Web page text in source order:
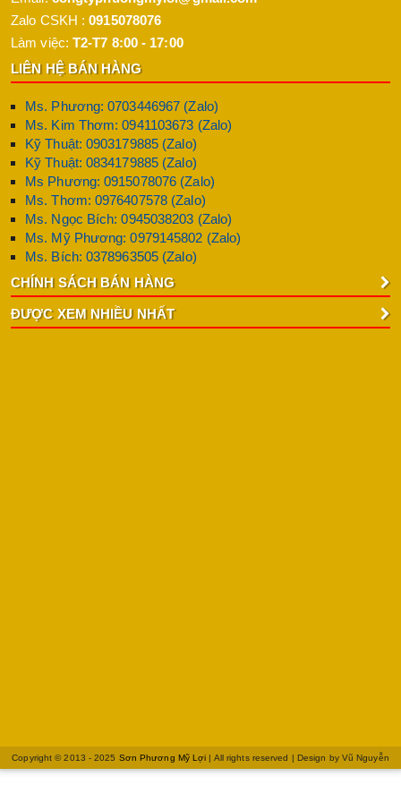
Zalo CSKH :0915078076
Làm việc: T2-T7 8:00 - 17:00
LIÊN HỆ BÁN HÀNG
Ms. Phương: 0703446967 (Zalo)
Ms. Kim Thơm: 0941103673 (Zalo)
Kỹ Thuật: 0903179885 (Zalo)
Kỹ Thuật: 0834179885 (Zalo)
Ms Phương: 0915078076 (Zalo)
Ms. Thơm: 0976407578 (Zalo)
Ms. Ngọc Bích: 0945038203 (Zalo)
Ms. Mỹ Phương: 0979145802 (Zalo)
Ms. Bích: 0378963505 (Zalo)
CHÍNH SÁCH BÁN HÀNG
ĐƯỢC XEM NHIỀU NHẤT
Copyright © 2013 - 2025 Sơn Phương Mỹ Lợi | All rights reserved | Design by Vũ Nguyễn